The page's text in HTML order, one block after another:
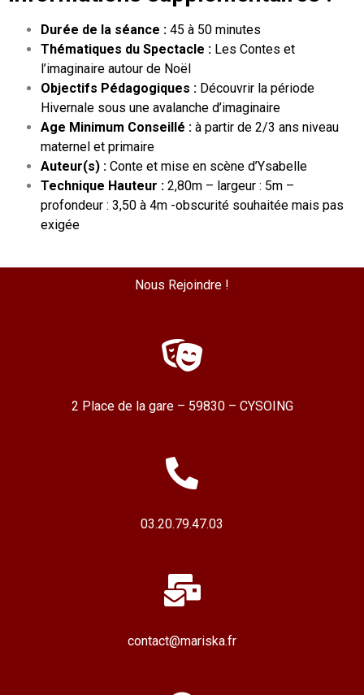
Durée de la séance : 45 à 50 minutes
Thématiques du Spectacle : Les Contes et
l’imaginaire autour de Noël
Objectifs Pédagogiques : Découvrir la période
Hivernale sous une avalanche d’imaginaire
Age Minimum Conseillé : à partir de 2/3 ans niveau
maternel et primaire
Auteur(s) : Conte et mise en scène d’Ysabelle
Technique Hauteur : 2,80m – largeur : 5m –
profondeur : 3,50 à 4m -obscurité souhaitée mais pas
exigée
Nous Rejoindre !
2 Place de la gare – 59830 – CYSOING
03.20.79.47.03
contact@mariska.fr